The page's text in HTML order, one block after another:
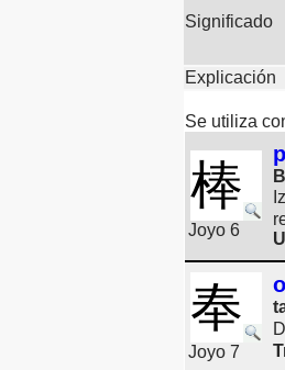
Significado
Explicación
Se utiliza
棒
Joyo 6
奉
Joyo 7